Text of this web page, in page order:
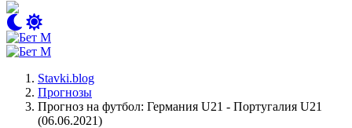
Stavki.blog
Прогнозы
Прогноз на футбол: Германия U21 - Португалия U21
(06.06.2021)